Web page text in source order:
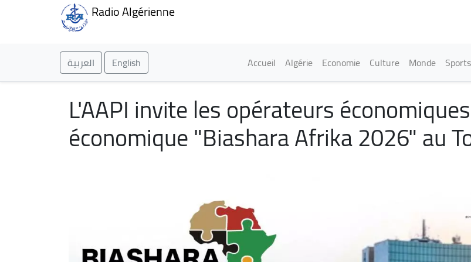
Radio Algérienne
العربية English Main navigation
Accueil Algérie Economie Culture Monde Sports
L'AAPI invite les opérateurs
économique "Biashara Afrika 2026" au